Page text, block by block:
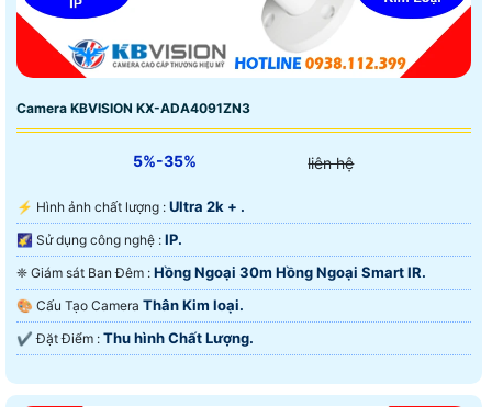
Camera KBVISION KX-ADA4091ZN3
5%-35% liên hệ
️⚡ Hình ảnh chất lượng : Ultra 2k + .
🌠 Sử dụng công nghệ : IP.
❈ Giám sát Ban Đêm : Hồng Ngoại 30m Hồng Ngoại Smart IR.
🎨 Cấu Tạo Camera Thân Kim loại.
️✔️ Đặt Điểm : Thu hình Chất Lượng.